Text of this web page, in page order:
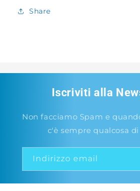
Share
Iscriviti alla
Non facciamo Spam e
c'è sempre qualcosa
Indirizzo email